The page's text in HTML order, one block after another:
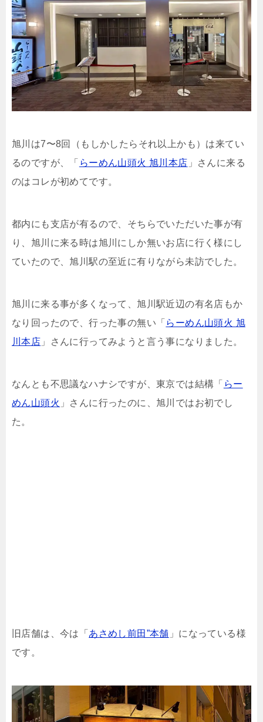
旭川は7〜8回（もしかしたらそれ以上かも）は来てい
るのですが、「 らーめん山頭火 旭川本店 」さんに来る
のはコレが初めてです。
都内にも支店が有るので、そちらでいただいた事が有
り、旭川に来る時は旭川にしか無いお店に行く様にし
ていたので、旭川駅の至近に有りながら未訪でした。
旭川に来る事が多くなって、旭川駅近辺の有名店もか
なり回ったので、行った事の無い「 らーめん山頭火 旭
川本店 」さんに行ってみようと言う事になりました。
なんとも不思議なハナシですが、東京では結構「 らー
めん山頭火 」さんに行ったのに、旭川ではお初でし
た。
旧店舗は、今は「 あさめし前田”本舗 」になっている様
です。